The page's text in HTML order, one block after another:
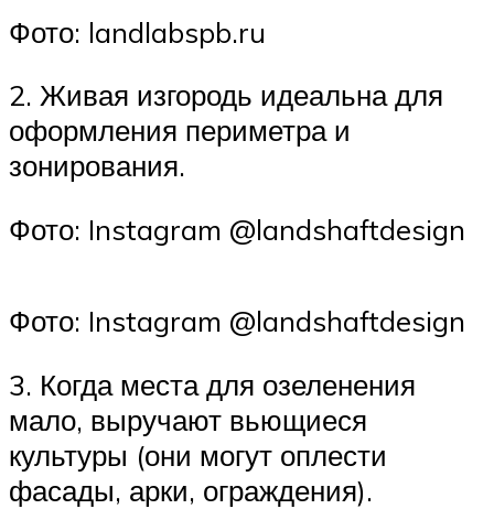
Фото: landlabspb.ru
2. Живая изгородь идеальна для
оформления периметра и
зонирования.
Фото: Instagram @landshaftdesign
Фото: Instagram @landshaftdesign
3. Когда места для озеленения
мало, выручают вьющиеся
культуры (они могут оплести
фасады, арки, ограждения).